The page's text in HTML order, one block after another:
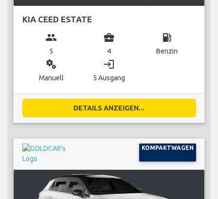
KIA CEED ESTATE
group
5
business_center
4
local_gas_station
Benzin
miscellaneous_services
Manuell
login
5 Ausgang
DETAILS ANZEIGEN...
KOMPAKTWAGEN